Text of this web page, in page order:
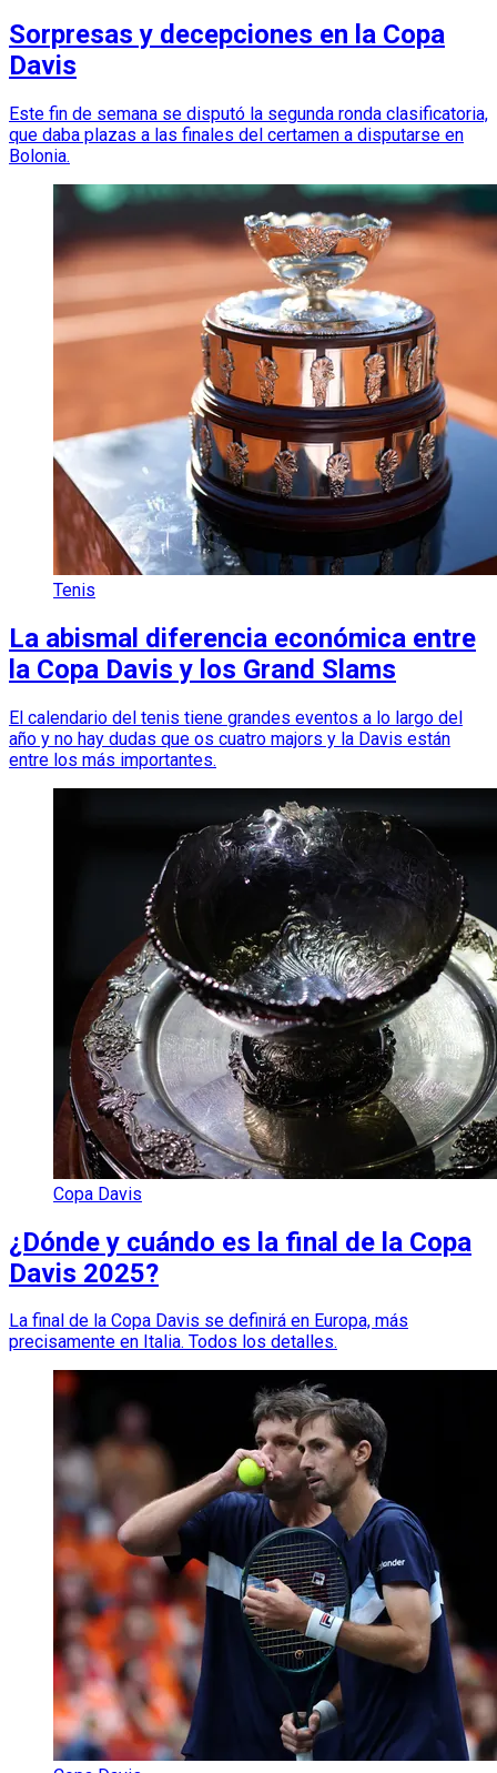
Sorpresas y decepciones en la Copa
Davis
Este fin de semana se disputó la segunda ronda clasificatoria,
que daba plazas a las finales del certamen a disputarse en
Bolonia.
Tenis
La abismal diferencia económica entre
la Copa Davis y los Grand Slams
El calendario del tenis tiene grandes eventos a lo largo del
año y no hay dudas que os cuatro majors y la Davis están
entre los más importantes.
Copa Davis
¿Dónde y cuándo es la final de la Copa
Davis 2025?
La final de la Copa Davis se definirá en Europa, más
precisamente en Italia. Todos los detalles.